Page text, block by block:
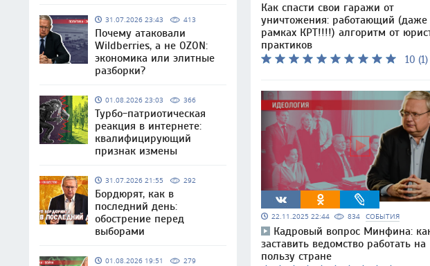
31.07.2026 23:43 413
Почему атаковали
Wildberries, а не OZON:
экономика или элитные
разборки?
01.08.2026 23:03 366
Турбо-патриотическая
реакция в интернете:
квалифицирующий
признак измены
31.07.2026 21:55 292
Бордюрят, как в
последний день:
обострение перед
выборами
01.08.2026 19:51 279
Как спасти свои гаражи от
уничтожения: работающий (даже
рамках КРТ!!!!) алгоритм от
практиков
10 (1)
22.11.2025 22:44 834 СОБЫТИЯ
Кадровый вопрос Минфина:
заставить ведомство работать на
пользу стране